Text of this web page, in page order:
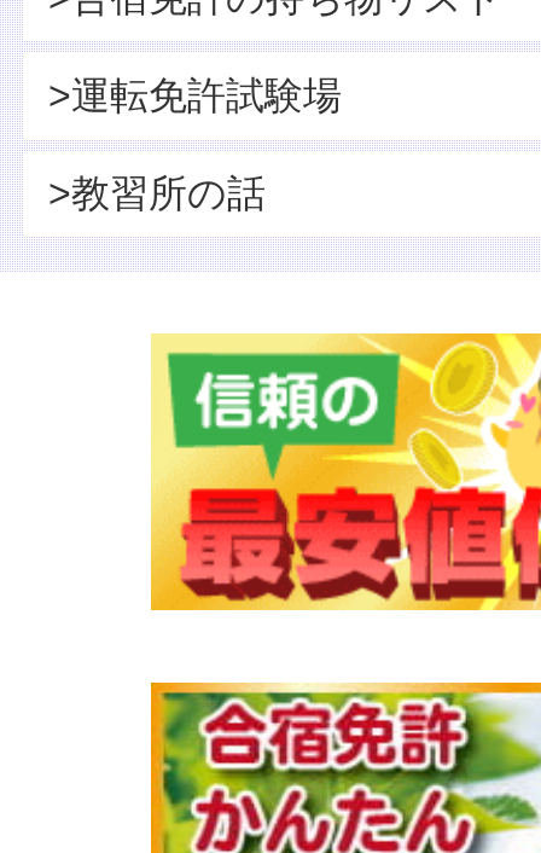
>運転免許試験場
>教習所の話